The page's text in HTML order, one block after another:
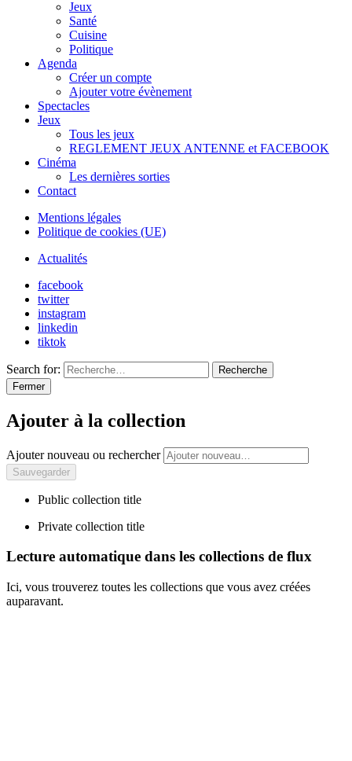
Jeux
Santé
Cuisine
Politique
Agenda
Créer un compte
Ajouter votre évènement
Spectacles
Jeux
Tous les jeux
REGLEMENT JEUX ANTENNE et FACEBOOK
Cinéma
Les dernières sorties
Contact
Mentions légales
Politique de cookies (UE)
Actualités
facebook
twitter
instagram
linkedin
tiktok
Search for:
Recherche
Fermer
Ajouter à la collection
Ajouter nouveau ou rechercher
Public collection title
Private collection title
Lecture automatique dans les collections de flux
Ici, vous trouverez toutes les collections que vous avez créées
auparavant.